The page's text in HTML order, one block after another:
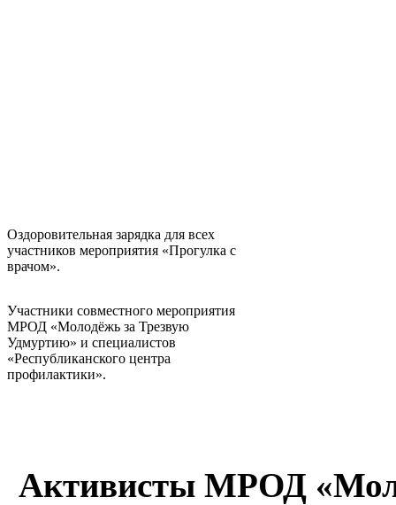
Оздоровительная зарядка для всех
участников мероприятия «Прогулка с
врачом».
Участники совместного мероприятия
МРОД «Молодёжь за Трезвую
Удмуртию» и специалистов
«Республиканского центра
профилактики».
Активисты МРОД